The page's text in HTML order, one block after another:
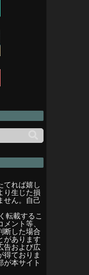
てれば嬉し
り生じた損
せん。自己
転載するこ
ント等、
断した場合
があります
告および広
得ておりま
が本サイト